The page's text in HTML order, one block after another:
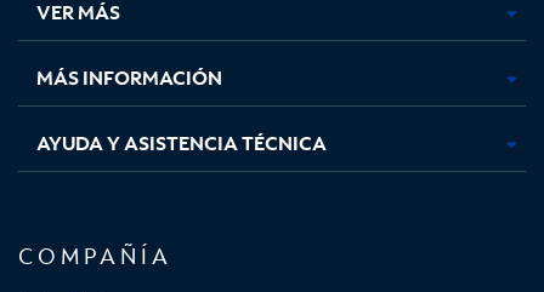
pestaña
nueva
pestaña
nueva
pestaña
nuevanueva
VER MÁS
MÁS INFORMACIÓN
AYUDA Y ASISTENCIA TÉCNICA
COMPAÑÍA